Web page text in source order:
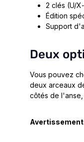
2 clés (U/
Édition
Support
Deux
Vous pouvez
deux arceaux
côtés de l'anse